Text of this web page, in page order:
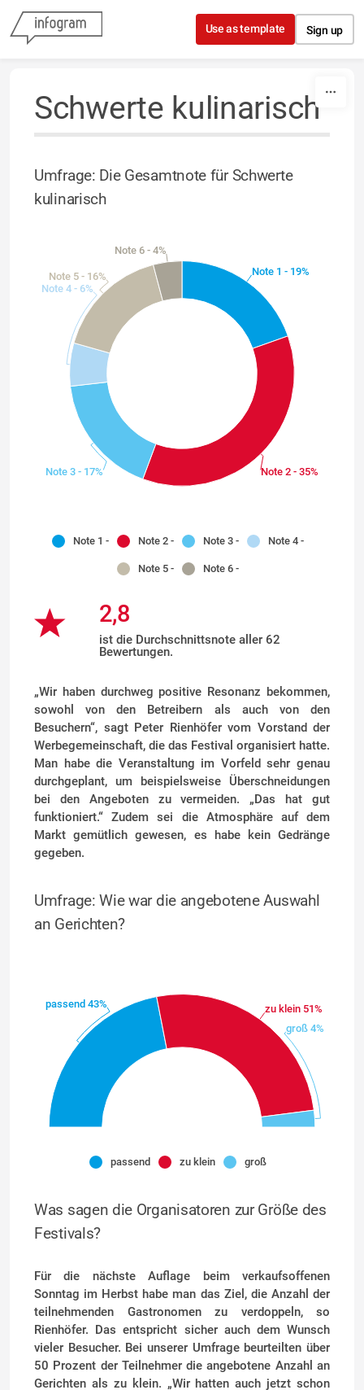
Skip to content
Use as template Sign up
Schwerte kulinarisch
Umfrage: Die Gesamtnote für Schwerte
kulinarisch
Note 1 - 19%
Note 2 - 35%
Note 3 - 17%
Note 4 - 6%
Note 5 - 16%
Note 6 - 4%
Note 1 - Note 2 - Note 3 - Note 4 -
Note 5 - Note 6 -
2,8
ist die Durchschnittsnote aller 62
Bewertungen.
„Wir haben durchweg positive Resonanz bekommen,
sowohl von den Betreibern als auch von den
Besuchern“, sagt Peter Rienhöfer vom Vorstand der
Werbegemeinschaft, die das Festival organisiert hatte.
Man habe die Veranstaltung im Vorfeld sehr genau
durchgeplant, um beispielsweise Überschneidungen
bei den Angeboten zu vermeiden. „Das hat gut
funktioniert.“ Zudem sei die Atmosphäre auf dem
Markt gemütlich gewesen, es habe kein Gedränge
gegeben.
Umfrage: Wie war die angebotene Auswahl
an Gerichten?
passend 43%
zu klein 51%
groß 4%
passend zu klein groß
Was sagen die Organisatoren zur Größe des
Festivals?
Für die nächste Auflage beim verkaufsoffenen
Sonntag im Herbst habe man das Ziel, die Anzahl der
teilnehmenden Gastronomen zu verdoppeln, so
Rienhöfer. Das entspricht sicher auch dem Wunsch
vieler Besucher. Bei unserer Umfrage beurteilten über
50 Prozent der Teilnehmer die angebotene Anzahl an
Gerichten als zu klein. „Wir hatten auch jetzt schon